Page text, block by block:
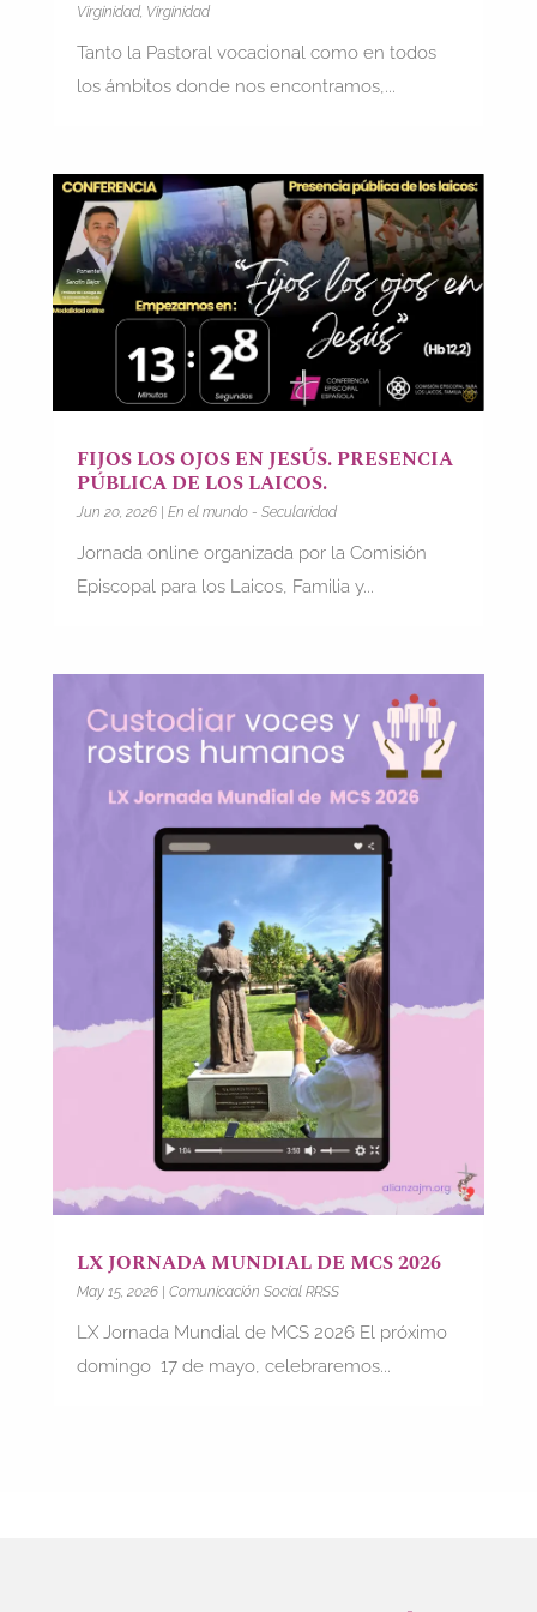
Virginidad, Virginidad
Tanto la Pastoral vocacional como en todos
los ámbitos donde nos encontramos,...
FIJOS LOS OJOS EN JESÚS. PRESENCIA
PÚBLICA DE LOS LAICOS.
Jun 20, 2026| En el mundo - Secularidad
Jornada online organizada por la Comisión
Episcopal para los Laicos, Familia y...
LX JORNADA MUNDIAL DE MCS 2026
May 15, 2026| Comunicación Social RRSS
LX Jornada Mundial de MCS 2026 El próximo
domingo 17 de mayo, celebraremos...